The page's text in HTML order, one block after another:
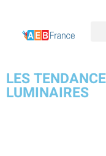
LES
LUMINAIRES